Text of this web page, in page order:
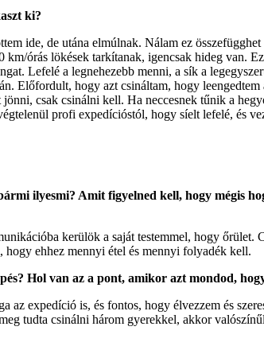
ki?
ide, de utána elmúlnak. Nálam ez
órás lökések tarkítanak, igencsak hideg van.
Lefelé a legnehezebb menni, a sík a
Előfordult, hogy azt csináltam, hogy
csak csinálni kell. Ha neccesnek tűnik a
profi expedícióstól, hogy síelt lefelé, és
ilyesmi? Amit figyelned kell, hogy mégis
kerülök a saját testemmel, hogy őrület.
hogy ehhez mennyi étel és mennyi folyadék kell.
Hol van az a pont, amikor azt mondod,
expedíció is, és fontos, hogy élvezzem és
tudta csinálni három gyerekkel, akkor